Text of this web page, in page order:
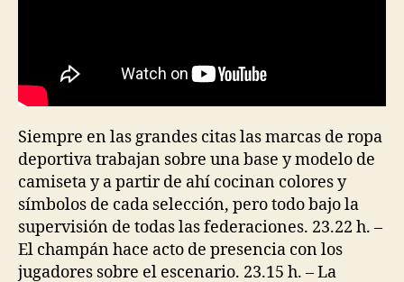
Siempre en las grandes citas las marcas de ropa
deportiva trabajan sobre una base y modelo de
camiseta y a partir de ahí cocinan colores y
símbolos de cada selección, pero todo bajo la
supervisión de todas las federaciones. 23.22 h. –
El champán hace acto de presencia con los
jugadores sobre el escenario. 23.15 h. – La